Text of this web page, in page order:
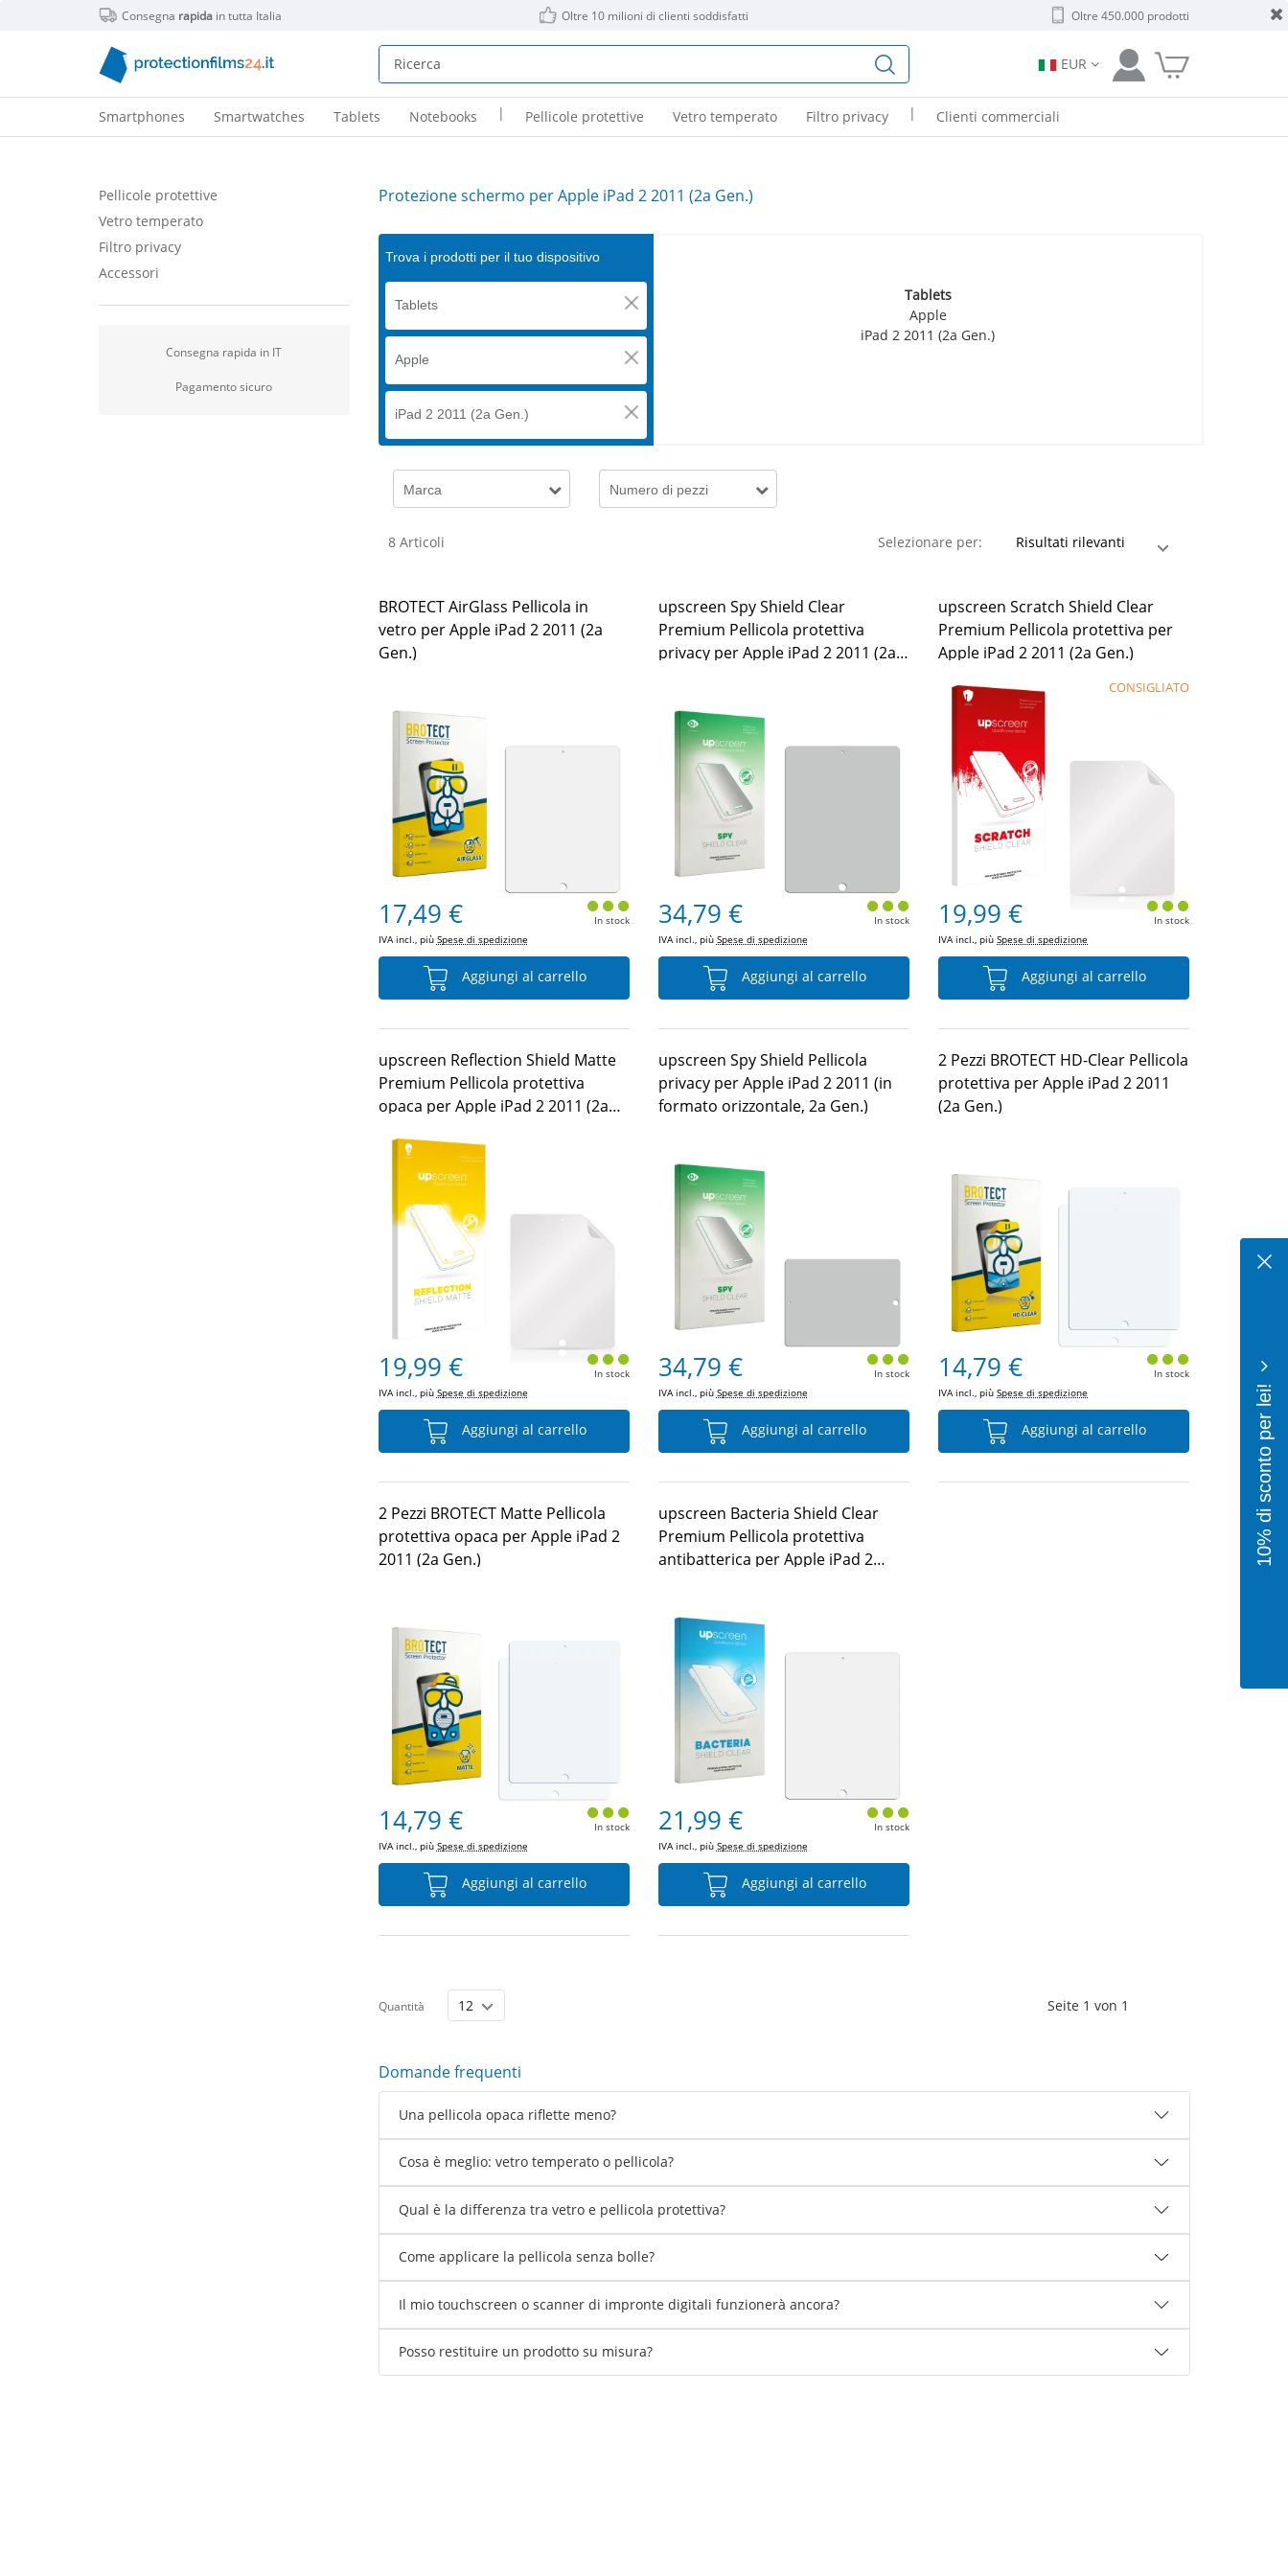
Consegna rapidain tutta Italia Oltre 10 milioni di clienti soddisfatti Oltre 450.000 prodotti
EUR
Smartphones Smartwatches Tablets Notebooks | Pellicole protettive Vetro temperato Filtro privacy | Clienti commerciali
Pellicole protettive
Vetro temperato
Filtro privacy
Accessori
Consegna rapida in IT
Pagamento sicuro
Protezione schermo per Apple iPad 2 2011 (2a Gen.)
Trova i prodotti per il tuo dispositivo
Tablets
Apple
iPad 2 2011 (2a Gen.)
Tablets
Apple
iPad 2 2011 (2a Gen.)
Marca Numero di pezzi
8 Articoli Selezionare per:
BROTECT AirGlass Pellicola in
vetro per Apple iPad 2 2011 (2a
Gen.)
17,49 €
IVA incl., più Spese di spedizione
In stock
Aggiungi al carrello
upscreen Spy Shield Clear
Premium Pellicola protettiva
privacy per Apple iPad 2 2011 (2a
34,79 €
IVA incl., più Spese di spedizione
In stock
Aggiungi al carrello
upscreen Scratch Shield Clear
Premium Pellicola protettiva per
Apple iPad 2 2011 (2a Gen.)
CONSIGLIATO
19,99 €
IVA incl., piùSpese di spedizione
In stock
Aggiungi al carrello
upscreen Reflection Shield Matte
Premium Pellicola protettiva
opaca per Apple iPad 2 2011 (2a
19,99 €
IVA incl., più Spese di spedizione
In stock
Aggiungi al carrello
upscreen Spy Shield Pellicola
privacy per Apple iPad 2 2011 (in
formato orizzontale, 2a Gen.)
34,79 €
IVA incl., più Spese di spedizione
In stock
Aggiungi al carrello
2 Pezzi BROTECT HD-Clear Pellicola
protettiva per Apple iPad 2 2011
(2a Gen.)
14,79 €
IVA incl., piùSpese di spedizione
In stock
Aggiungi al carrello
2 Pezzi BROTECT Matte Pellicola
protettiva opaca per Apple iPad 2
2011 (2a Gen.)
14,79 €
IVA incl., più Spese di spedizione
In stock
Aggiungi al carrello
upscreen Bacteria Shield Clear
Premium Pellicola protettiva
antibatterica per Apple iPad 2
21,99 €
IVA incl., più Spese di spedizione
In stock
Aggiungi al carrello
Quantità Seite 1 von 1
Domande frequenti
Una pellicola opaca riflette meno?
Cosa è meglio: vetro temperato o pellicola?
Qual è la differenza tra vetro e pellicola protettiva?
Come applicare la pellicola senza bolle?
Il mio touchscreen o scanner di impronte digitali funzionerà ancora?
Posso restituire un prodotto su misura?
10% di sconto per lei!